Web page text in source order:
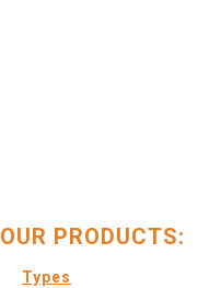
OUR PRODUCTS:
Types